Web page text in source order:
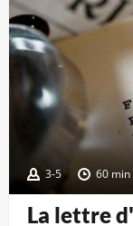
3-5 60 min
La lettre